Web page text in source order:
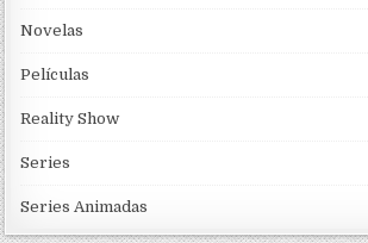
Novelas
Películas
Reality Show
Series
Series Animadas